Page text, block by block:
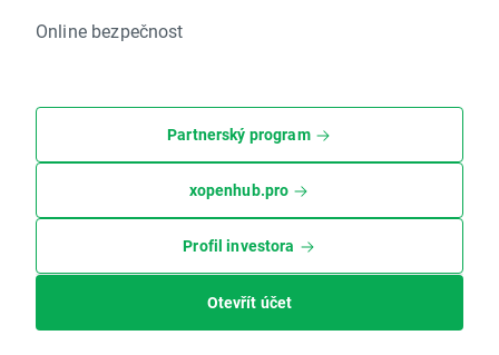
Online bezpečnost
Partnerský program
xopenhub.pro
Profil investora
Otevřít účet